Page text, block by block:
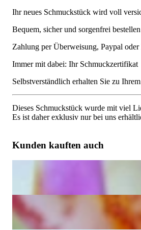
Ihr neues Schmuckstück wird voll
Bequem, sicher und sorgenfrei bestellen
Zahlung per Überweisung, Paypal
Immer mit dabei: Ihr Schmuckzertifikat
Selbstverständlich erhalten Sie zu
Dieses Schmuckstück wurde mit viel
Es ist daher exklusiv nur bei uns
Kunden kauften auch
Edler Diamanten Memory Ring in
2.100,00 €